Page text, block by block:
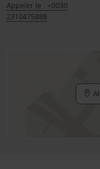
Appeler le : +0030
2310475888